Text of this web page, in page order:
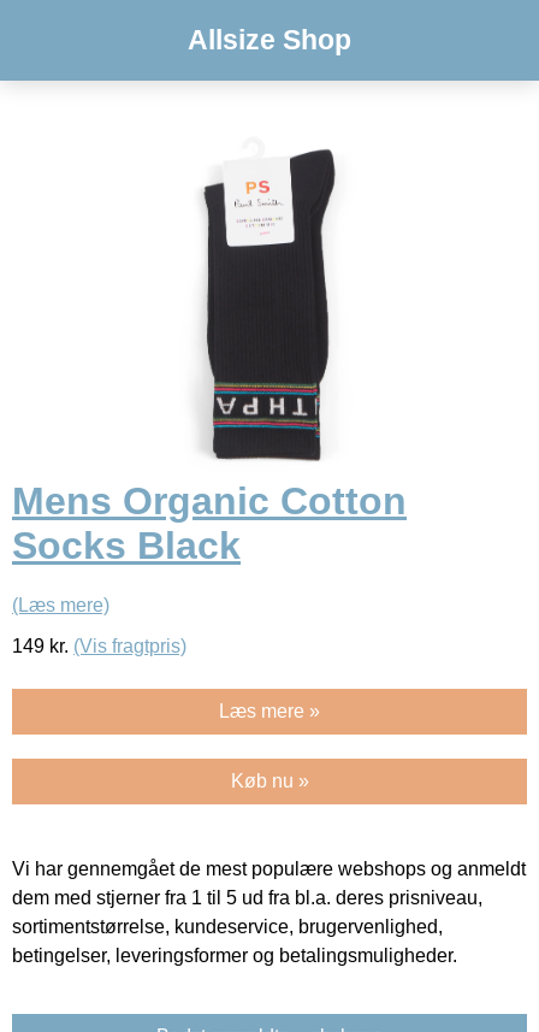
Allsize Shop
Mens Organic Cotton
Socks Black
(Læs mere)
149 kr. (Vis fragtpris)
Læs mere »
Køb nu »
Vi har gennemgået de mest populære webshops og anmeldt
dem med stjerner fra 1 til 5 ud fra bl.a. deres prisniveau,
sortimentstørrelse, kundeservice, brugervenlighed,
betingelser, leveringsformer og betalingsmuligheder.